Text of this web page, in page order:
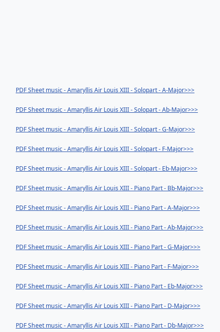
PDF Sheet music - Amaryllis Air Louis XIII - Solopart - A-Major>>>
PDF Sheet music - Amaryllis Air Louis XIII - Solopart - Ab-Major>>>
PDF Sheet music - Amaryllis Air Louis XIII - Solopart - G-Major>>>
PDF Sheet music - Amaryllis Air Louis XIII - Solopart - F-Major>>>
PDF Sheet music - Amaryllis Air Louis XIII - Solopart - Eb-Major>>>
PDF Sheet music - Amaryllis Air Louis XIII - Piano Part - Bb-Major>>>
PDF Sheet music - Amaryllis Air Louis XIII - Piano Part - A-Major>>>
PDF Sheet music - Amaryllis Air Louis XIII - Piano Part - Ab-Major>>>
PDF Sheet music - Amaryllis Air Louis XIII - Piano Part - G-Major>>>
PDF Sheet music - Amaryllis Air Louis XIII - Piano Part - F-Major>>>
PDF Sheet music - Amaryllis Air Louis XIII - Piano Part - Eb-Major>>>
PDF Sheet music - Amaryllis Air Louis XIII - Piano Part - D-Major>>>
PDF Sheet music - Amaryllis Air Louis XIII - Piano Part - Db-Major>>>